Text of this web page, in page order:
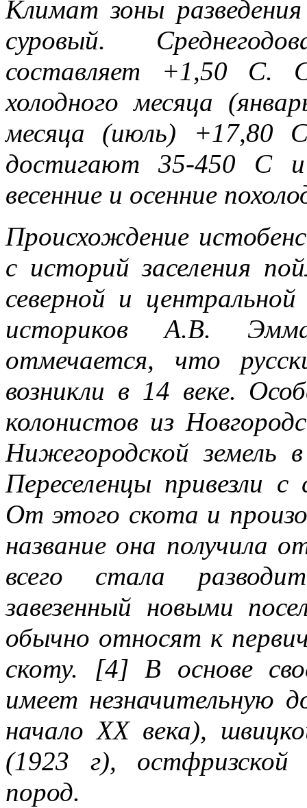
Климат зоны
суровый.
составляет +1,50 С.
холодного месяца
месяца (июль) +17,80
достигают 35-450 С
весенние и осенние
Происхождение
с историй заселения
северной и
историков А.В.
отмечается, что
возникли в 14 веке.
колонистов из
Нижегородской земель
Переселенцы привезли
От этого скота и
название она получила
всего стала
завезенный новыми
обычно относят к
скоту. [4] В основе
имеет незначительную
начало XX века),
(1923 г), остфризской
пород.